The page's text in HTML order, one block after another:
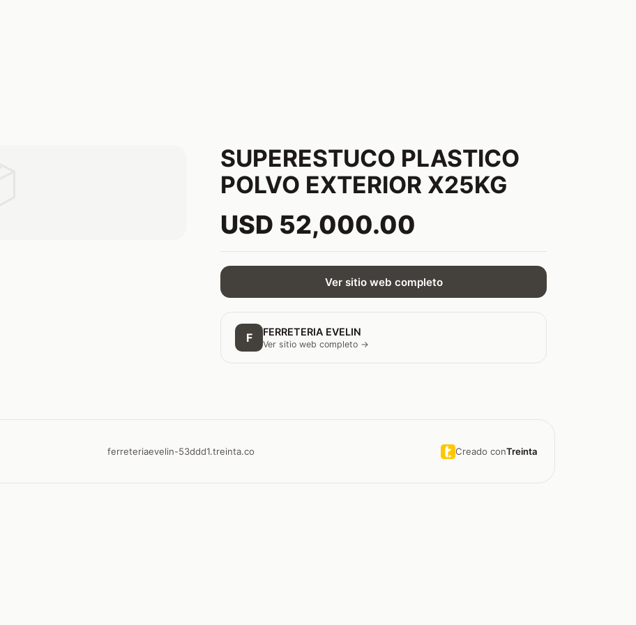
SUPERESTUCO PLASTICO
POLVO EXTERIOR X25KG
USD 52,000.00
Ver sitio web completo
F FERRETERIA EVELIN
Ver sitio web completo →
ferreteriaevelin-53ddd1.treinta.co Creado conTreinta